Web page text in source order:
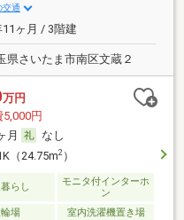
交通
ヶ月 / 3階建
県さいたま市南区文蔵２
万円
円
月
なし
（24.75m2）
らし
モニタ付インターホ
ン
場 室内洗濯機置き場